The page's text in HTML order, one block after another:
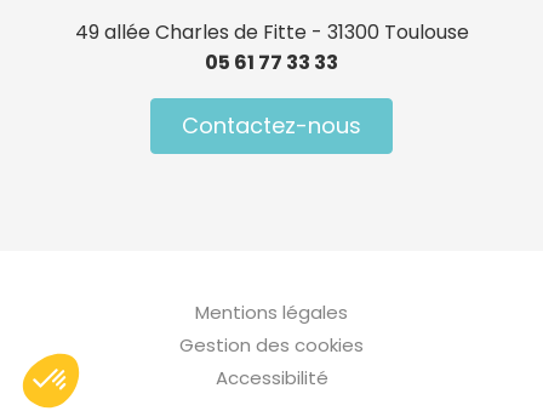
49 allée Charles de Fitte - 31300 Toulouse
05 61 77 33 33
Contactez-nous
Mentions légales
Gestion des cookies
Accessibilité